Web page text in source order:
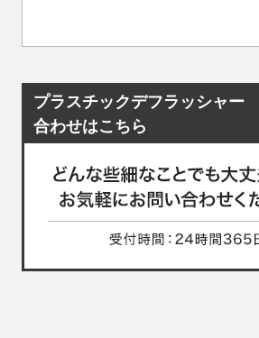
プラスチックデフラッシャー
合わせはこちら